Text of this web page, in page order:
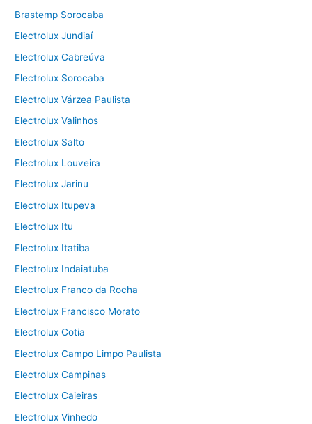
Brastemp Sorocaba
Electrolux Jundiaí
Electrolux Cabreúva
Electrolux Sorocaba
Electrolux Várzea Paulista
Electrolux Valinhos
Electrolux Salto
Electrolux Louveira
Electrolux Jarinu
Electrolux Itupeva
Electrolux Itu
Electrolux Itatiba
Electrolux Indaiatuba
Electrolux Franco da Rocha
Electrolux Francisco Morato
Electrolux Cotia
Electrolux Campo Limpo Paulista
Electrolux Campinas
Electrolux Caieiras
Electrolux Vinhedo